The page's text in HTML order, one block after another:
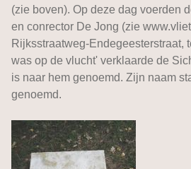
(zie boven). Op deze dag voerden
en conrector De Jong (zie
Rijksstraatweg-
was op de vlucht' verklaarde de
is naar hem genoemd. Zijn naam
genoemd.